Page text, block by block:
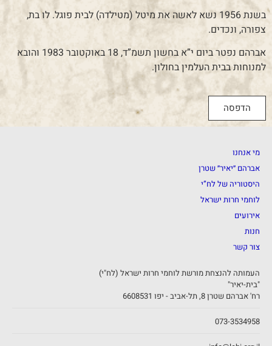
בשנת 1956 נשא לאשה את מיטל (מטילדה) לבית פוגל. לו בת,
צפורה, ונכדים.
אברהם נפטר ביום י”א בחשון תשמ”ד, 18 באוקטובר 1983 והובא
למנוחות בבית העלמין בחולון.
הדפסה
מי אנחנו
אברהם ״יאיר״ שטרן
היסטוריה של לח”י
לוחמי חרות ישראל
אירועים
חנות
צור קשר
העמותה להנצחת מורשת לוחמי חרות ישראל (לח"י)
"בית-יאיר"
רח' אברהם שטרן 8, תל-אביב - יפו 6608531
073-3534958